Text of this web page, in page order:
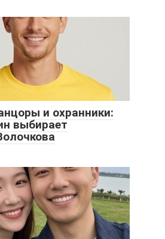
и охранники:
выбирает